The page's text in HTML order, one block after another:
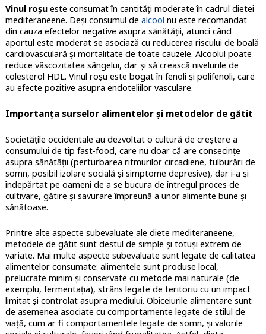
Vinul roşueste consumat în cantităţi moderate în cadrul dietei
mediteraneene. Deşi consumul de alcool nu este recomandat
din cauza efectelor negative asupra sănătăţii, atunci când
aportul este moderat se asociază cu reducerea riscului de boală
cardiovasculară şi mortalitate de toate cauzele. Alcoolul poate
reduce vâscozitatea sângelui, dar şi să crească nivelurile de
colesterol HDL. Vinul roşu este bogat în fenoli şi polifenoli, care
au efecte pozitive asupra endoteliilor vasculare.
Importanța surselor alimentelor și metodelor de gătit
Societățile occidentale au dezvoltat o cultură de creștere a
consumului de tip fast-food, care nu doar că are consecințe
asupra sănătății (perturbarea ritmurilor circadiene, tulburări de
somn, posibil izolare socială și simptome depresive), dar i-a și
îndepărtat pe oameni de a se bucura de întregul proces de
cultivare, gătire și savurare împreună a unor alimente bune și
sănătoase.
Printre alte aspecte subevaluate ale diete mediteraneene,
metodele de gătit sunt destul de simple și totuși extrem de
variate. Mai multe aspecte subevaluate sunt legate de calitatea
alimentelor consumate: alimentele sunt produse local,
prelucrate minim și conservate cu metode mai naturale (de
exemplu, fermentația), strâns legate de teritoriu cu un impact
limitat și controlat asupra mediului. Obiceiurile alimentare sunt
de asemenea asociate cu comportamente legate de stilul de
viață, cum ar fi comportamentele legate de somn, și valorile